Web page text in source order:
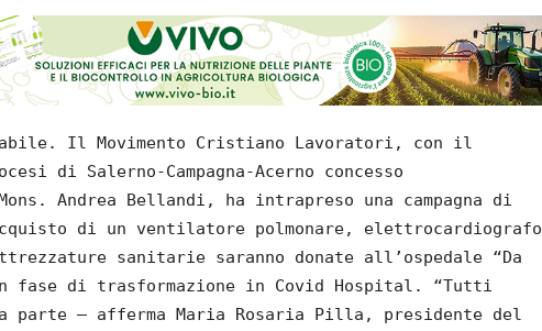
Il Movimento Cristiano Lavoratori, con il
di Salerno-Campagna-Acerno concesso
Andrea Bellandi, ha intrapreso una campagna di
di un ventilatore polmonare, elettrocardiografo
sanitarie saranno donate all’ospedale “Da
fase di trasformazione in Covid Hospital. “Tutti
parte – afferma Maria Rosaria Pilla, presidente del